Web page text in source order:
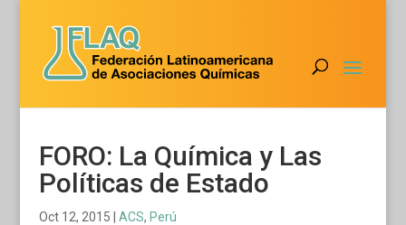
FORO: La Química y Las
Políticas de Estado
Oct 12, 2015 ACS, Perú